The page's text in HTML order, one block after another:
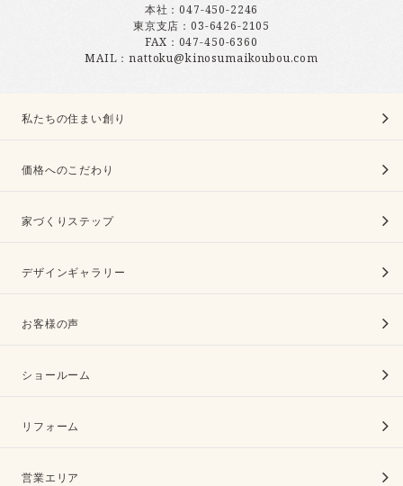
本社：047-450-2246
東京支店：03-6426-2105
FAX：047-450-6360
MAIL：nattoku@kinosumaikoubou.com
私たちの住まい創り
価格へのこだわり
家づくりステップ
デザインギャラリー
お客様の声
ショールーム
リフォーム
営業エリア